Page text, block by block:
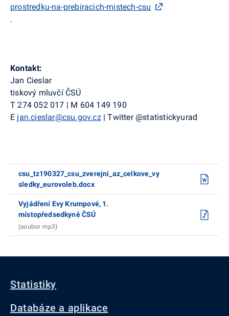
prostredku-na-prebiracich-mistech-csu
.
Kontakt:
Jan Cieslar
tiskový mluvčí ČSÚ
T 274 052 017 | M 604 149 190
E jan.cieslar@csu.gov.cz | Twitter@statistickyurad
csu_tz190327_csu_zverejni_az_celkove_vy
sledky_eurovoleb.docx
Vyjádření Evy Krumpové, 1.
místopředsedkyně ČSÚ
(soubor mp3)
Statistiky
Databáze a aplikace